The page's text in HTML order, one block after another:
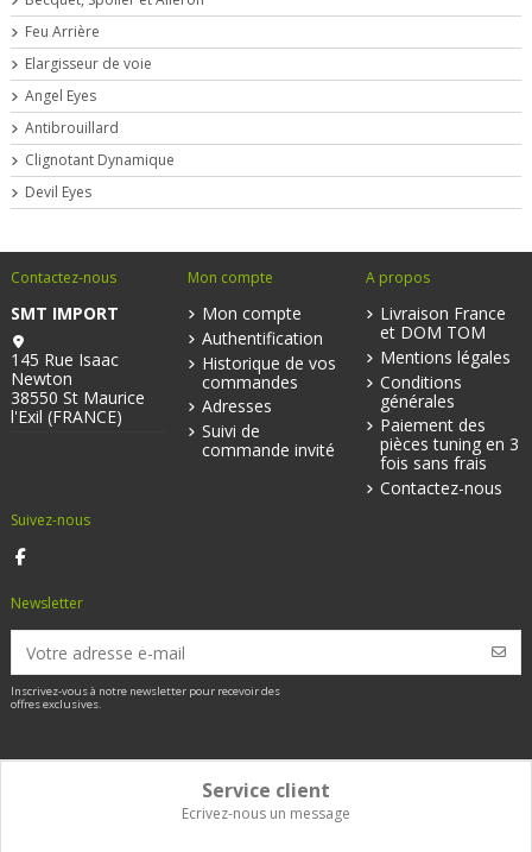
Feu Arrière
Elargisseur de voie
Angel Eyes
Antibrouillard
Clignotant Dynamique
Devil Eyes
Contactez-nous
SMT IMPORT
145 Rue Isaac
Newton
38550 St Maurice
l'Exil (FRANCE)
Mon compte
Mon compte
Authentification
Historique de vos
commandes
Adresses
Suivi de
commande invité
A propos
Livraison France
et DOM TOM
Mentions légales
Conditions
générales
Paiement des
pièces tuning en 3
fois sans frais
Contactez-nous
Suivez-nous
Newsletter
Inscrivez-vous à notre newsletter pour recevoir des
offres exclusives.
Service client
Ecrivez-nous un message